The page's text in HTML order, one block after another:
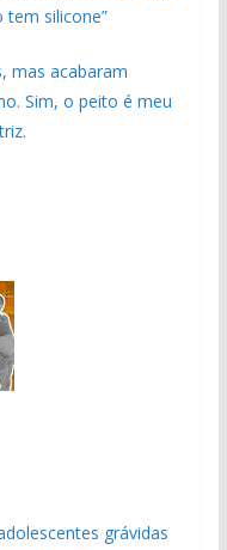
tem silicone”
mas acabaram
Sim, o peito é meu
grávidas